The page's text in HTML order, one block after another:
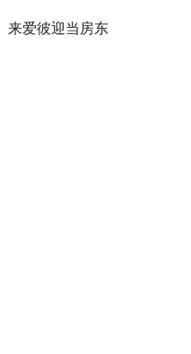
来爱彼迎当房东